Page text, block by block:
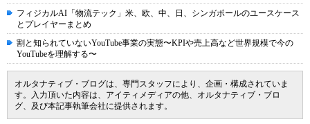
フィジカルAI「物流テック」米、欧、中、日、シンガポールのユースケース
とプレイヤーまとめ
割と知られていないYouTube事業の実態〜KPIや売上高など世界規模で今の
YouTubeを理解する〜
オルタナティブ・ブログは、専門スタッフにより、企画・構成されていま
す。入力頂いた内容は、アイティメディアの他、オルタナティブ・ブロ
グ、及び本記事執筆会社に提供されます。